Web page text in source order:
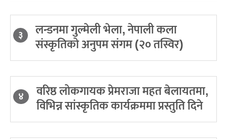
३ लन्डनमा गुल्मेली भेला, नेपाली कला
संस्कृतिको अनुपम संगम (२० तस्विर)
४ वरिष्ठ लोकगायक प्रेमराजा महत बेलायतमा,
विभिन्न सांस्कृतिक कार्यक्रममा प्रस्तुति दिने